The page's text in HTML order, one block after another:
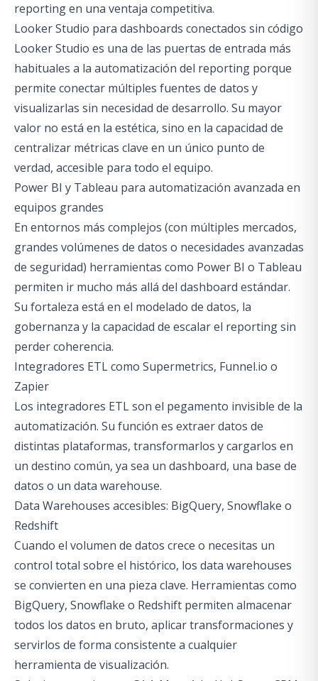
reporting en una ventaja competitiva.
Looker Studio para dashboards conectados sin código
Looker Studio es una de las puertas de entrada más
habituales a la automatización del reporting porque
permite conectar múltiples fuentes de datos y
visualizarlas sin necesidad de desarrollo. Su mayor
valor no está en la estética, sino en la capacidad de
centralizar métricas clave en un único punto de
verdad, accesible para todo el equipo.
Power BI y Tableau para automatización avanzada en
equipos grandes
En entornos más complejos (con múltiples mercados,
grandes volúmenes de datos o necesidades avanzadas
de seguridad) herramientas como Power BI o Tableau
permiten ir mucho más allá del dashboard estándar.
Su fortaleza está en el modelado de datos, la
gobernanza y la capacidad de escalar el reporting sin
perder coherencia.
Integradores ETL como Supermetrics, Funnel.io o
Zapier
Los integradores ETL son el pegamento invisible de la
automatización. Su función es extraer datos de
distintas plataformas, transformarlos y cargarlos en
un destino común, ya sea un dashboard, una base de
datos o un data warehouse.
Data Warehouses accesibles: BigQuery, Snowflake o
Redshift
Cuando el volumen de datos crece o necesitas un
control total sobre el histórico, los data warehouses
se convierten en una pieza clave. Herramientas como
BigQuery, Snowflake o Redshift permiten almacenar
todos los datos en bruto, aplicar transformaciones y
servirlos de forma consistente a cualquier
herramienta de visualización.